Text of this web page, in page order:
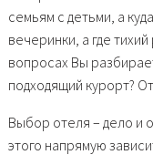
семьям с детьми, а
вечеринки, а где
вопросах Вы
подходящий курорт?
Выбор отеля – дело и
этого напрямую